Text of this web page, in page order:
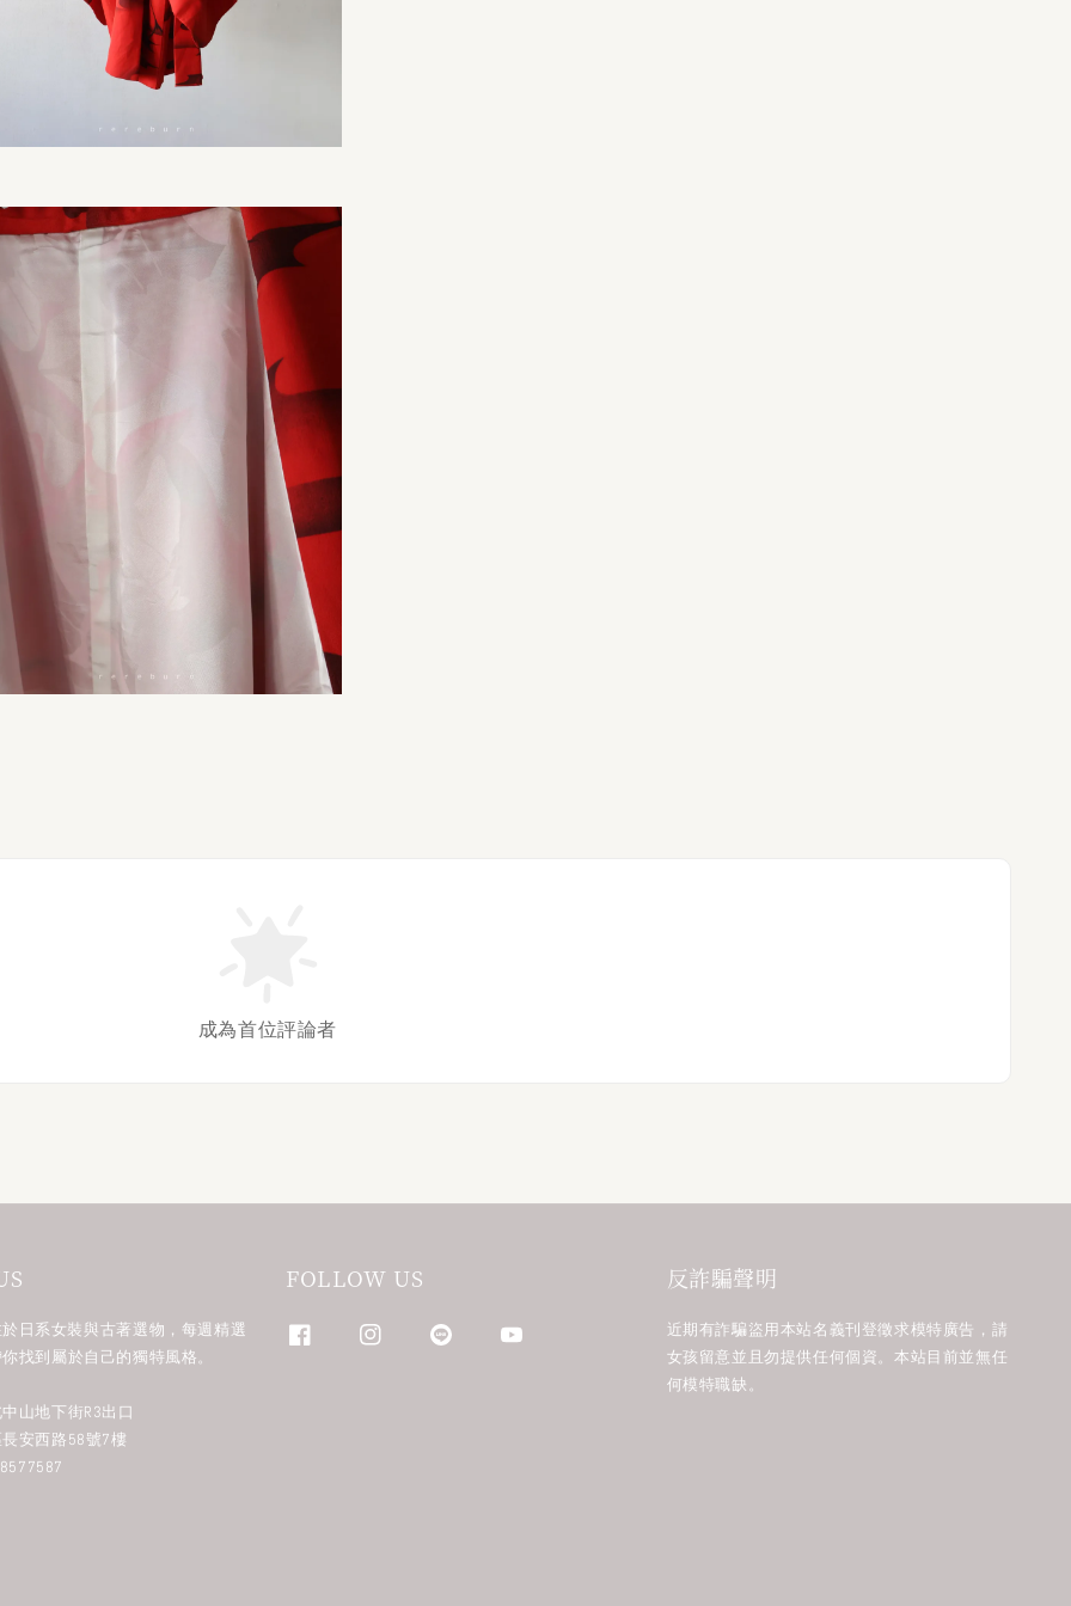
成為首位評論者
於日系女裝與古著選物，每週精選
找到屬於自己的獨特風格。
山地下街R3出口
安西路58號7樓
FOLLOW US 反詐騙聲明
近期有詐騙盜用本站名義刊登徵求模特廣告，請
女孩留意並且勿提供任何個資。本站目前並無任
何模特職缺。